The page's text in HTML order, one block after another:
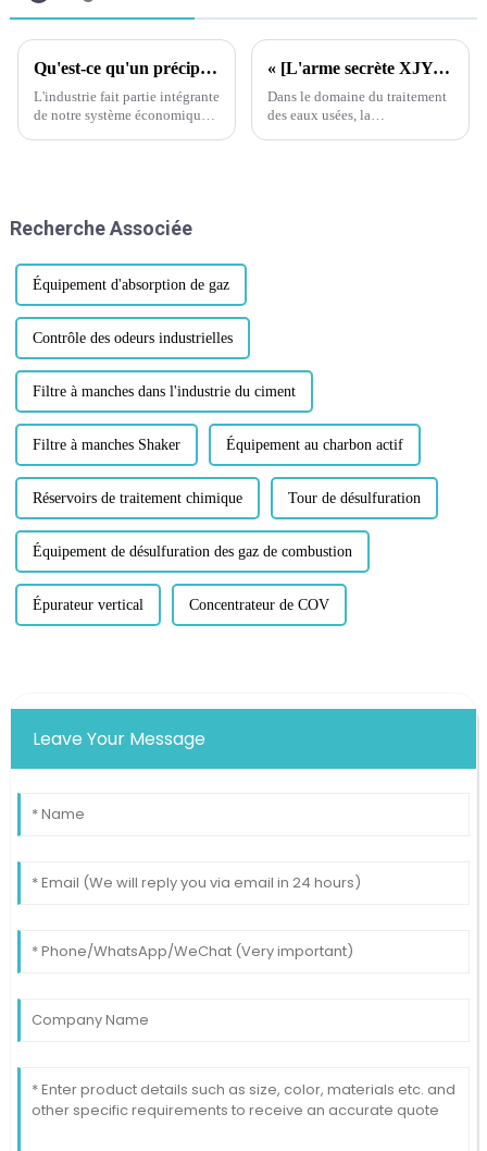
Qu'est-ce qu'un précipitateur électrostatique ?
L'industrie fait partie intégrante
de notre système économique,
un impact…
« [L'arme secrète XJY du traitement des eaux usées] Démystifier la machine de déshydratation des boues : comment innover dans la gestion des boues grâce à la technologie de broyage et de séchage à basse température ? »
Dans le domaine du traitement
des eaux usées, la
Recherche Associée
Équipement d'absorption de gaz
Contrôle des odeurs industrielles
Filtre à manches dans l'industrie du ciment
Filtre à manches Shaker Équipement au charbon actif
Réservoirs de traitement chimique Tour de désulfuration
Équipement de désulfuration des gaz de combustion
Épurateur vertical Concentrateur de COV
Leave Your Message